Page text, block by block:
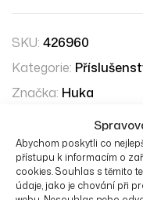
Abychom poskytli co
přístupu k informacím o
cookies. Souhlas s těmito
údaje, jako je chování při
SKU: 426960
Kategorie:
Značka: Huka
Popis
Zpětné levé